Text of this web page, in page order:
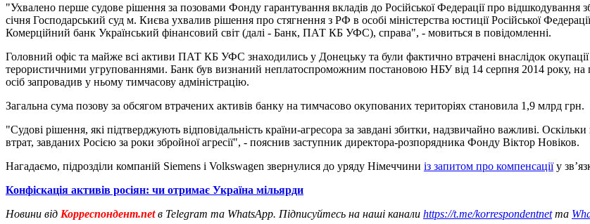
"Ухвалено перше судове рішення за позовами Фонду гарантування вкладів до Російської Федерації про відшкодування
січня Господарський суд м. Києва ухвалив рішення про стягнення з РФ в особі міністерства юстиції Російської
Комерційний банк Український фінансовий світ (далі - Банк, ПАТ КБ УФС), справа", - мовиться в повідомленні.
Головний офіс та майже всі активи ПАТ КБ УФС знаходились у Донецьку та були фактично втрачені внаслідок
терористичними угрупованнями. Банк був визнаний неплатоспроможним постановою НБУ від 14 серпня 2014 року, на
осіб запровадив у ньому тимчасову адміністрацію.
Загальна сума позову за обсягом втрачених активів банку на тимчасово окупованих територіях становила 1,9 млрд грн.
"Судові рішення, які підтверджують відповідальність країни-агресора за завдані збитки, надзвичайно важливі.
втрат, завданих Росією за роки збройної агресії", - пояснив заступник директора-розпорядника Фонду Віктор Новіков.
Нагадаємо, підрозділи компаній Siemens і Volkswagen звернулися до уряду Німеччини із запитом про компенсаціїу
Конфіскація активів росіян: чи отримає Україна мільярди
Новини від Корреспондент.netв Telegram та WhatsApp. Підписуйтесь на наші канали https://t.me/korrespondentnetта